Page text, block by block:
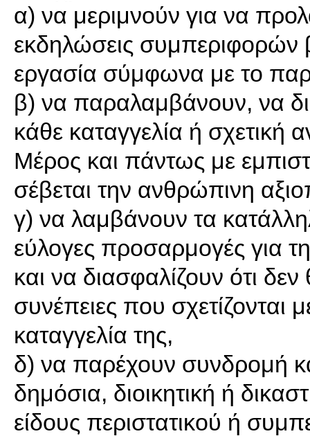
α) να μεριμνούν για να
εκδηλώσεις συμπεριφορών
εργασία σύμφωνα με το
β) να παραλαμβάνουν, να
κάθε καταγγελία ή
Μέρος και πάντως με
σέβεται την ανθρώπινη
γ) να λαμβάνουν τα
εύλογες προσαρμογές για
και να διασφαλίζουν ότι
συνέπειες που σχετίζονται
καταγγελία της,
δ) να παρέχουν συνδρομή
δημόσια, διοικητική ή
είδους περιστατικού ή